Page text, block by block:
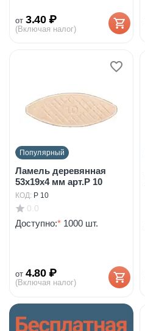
от 3.40 ₽
(Включая налог)
Популярный
Ламель деревянная
53х19х4 мм арт.P 10
КОД: P 10
0.0
Доступно:* 1000 шт.
от 4.80 ₽
(Включая налог)